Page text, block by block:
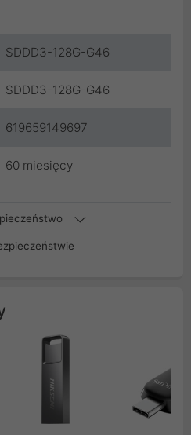
SDDD3-128G-G46
SDDD3-128G-G46
619659149697
60 miesięcy